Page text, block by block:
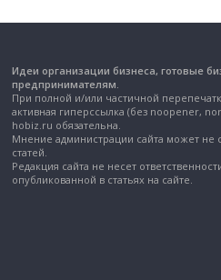
Идеи организации бизнеса, готовые
предпринимателям.
При полной и/или частичной
активная гиперссылка (без noopener,
hobiz.ru обязательна.
Мнение администрации сайта может не
статей.
Редакция сайта не несет
опубликованной в статьях на сайте.